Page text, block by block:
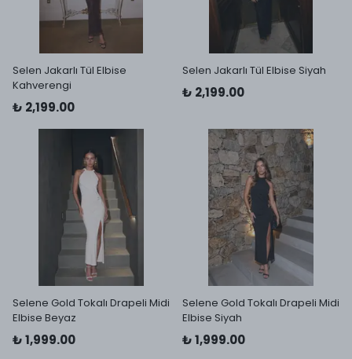
Selen Jakarlı Tül Elbise
Kahverengi
₺ 2,199.00
Selen Jakarlı Tül Elbise Siyah
₺ 2,199.00
Selene Gold Tokalı Drapeli Midi
Elbise Beyaz
₺ 1,999.00
Selene Gold Tokalı Drapeli Midi
Elbise Siyah
₺ 1,999.00